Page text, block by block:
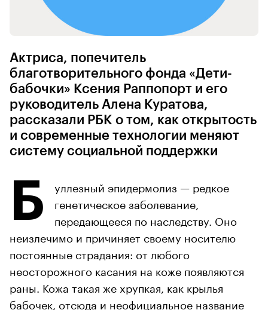
Актриса, попечитель
благотворительного фонда «Дети-
бабочки» Ксения Раппопорт и его
руководитель Алена Куратова,
рассказали РБК о том, как открытость
и современные технологии меняют
систему социальной поддержки
Б
уллезный эпидермолиз — редкое
генетическое заболевание,
передающееся по наследству. Оно
неизлечимо и причиняет своему носителю
постоянные страдания: от любого
неосторожного касания на коже появляются
раны. Кожа такая же хрупкая, как крылья
бабочек, отсюда и неофициальное название